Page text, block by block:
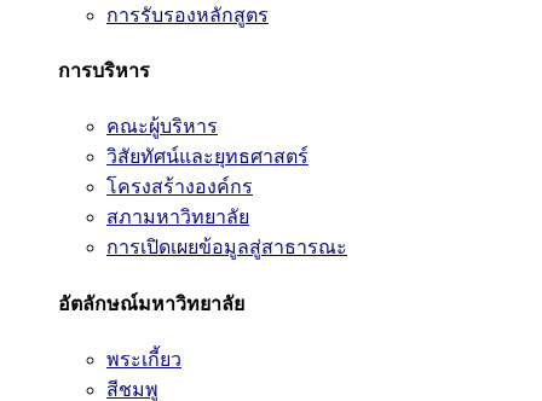
การรับรองหลักสูตร
การบริหาร
คณะผู้บริหาร
วิสัยทัศน์และยุทธศาสตร์
โครงสร้างองค์กร
สภามหาวิทยาลัย
การเปิดเผยข้อมูลสู่สาธารณะ
อัตลักษณ์มหาวิทยาลัย
พระเกี้ยว
สีชมพู